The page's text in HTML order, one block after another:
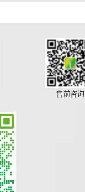
售前咨询